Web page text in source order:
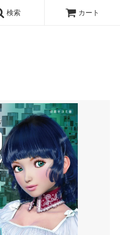
検索 カート